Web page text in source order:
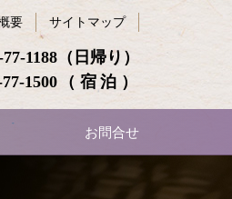
1188 （日帰り）
1500 （宿泊）
要 サイトマップ
お問合せ